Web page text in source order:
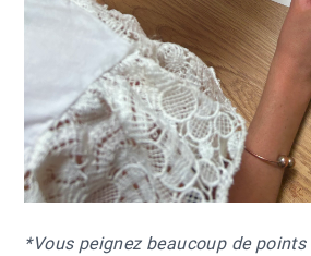
*Vous peignez beaucoup de points